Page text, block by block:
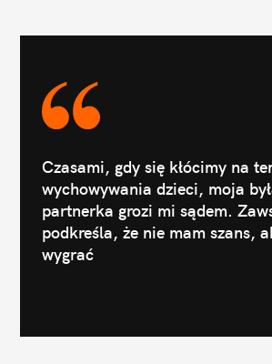
Czasami, gdy się kłócimy na
wychowywania dzieci, moja
partnerka grozi mi sądem.
podkreśla, że nie mam szans,
wygrać